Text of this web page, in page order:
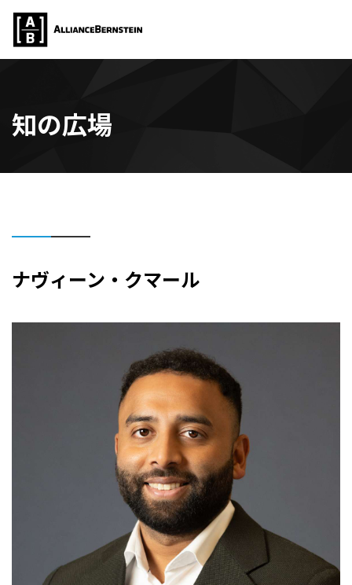
知の広場
ナヴィーン・クマール